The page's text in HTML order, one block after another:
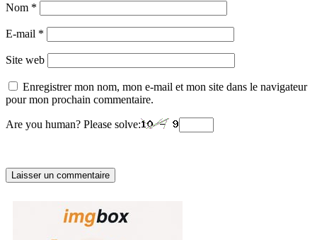
Nom *
E-mail *
Site web
Enregistrer mon nom, mon e-mail et mon site dans le navigateur
pour mon prochain commentaire.
Are you human? Please solve: